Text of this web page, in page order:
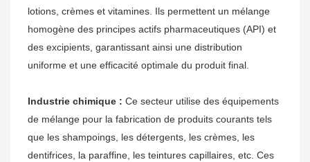
lotions, crèmes et vitamines. Ils permettent un mélange
homogène des principes actifs pharmaceutiques (API) et
des excipients, garantissant ainsi une distribution
uniforme et une efficacité optimale du produit final.
Industrie chimique : Ce secteur utilise des équipements
de mélange pour la fabrication de produits courants tels
que les shampoings, les détergents, les crèmes, les
dentifrices, la paraffine, les teintures capillaires, etc. Ces